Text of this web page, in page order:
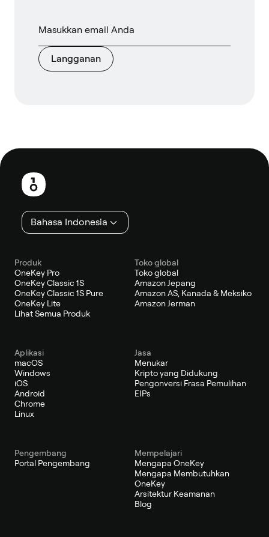
Langganan
Catatan
kaki
Bahasa Indonesia
Produk
OneKey Pro
OneKey Classic 1S
OneKey Classic 1S Pure
OneKey Lite
Lihat Semua Produk
Toko global
Toko global
Amazon Jepang
Amazon AS, Kanada & Meksiko
Amazon Jerman
Aplikasi
macOS
Windows
iOS
Android
Chrome
Linux
Jasa
Menukar
Kripto yang Didukung
Pengonversi Frasa Pemulihan
EIPs
Pengembang
Portal Pengembang
Mempelajari
Mengapa OneKey
Mengapa Membutuhkan
OneKey
Arsitektur Keamanan
Blog